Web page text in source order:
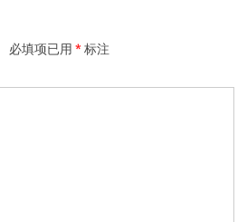
必填项已用 * 标注